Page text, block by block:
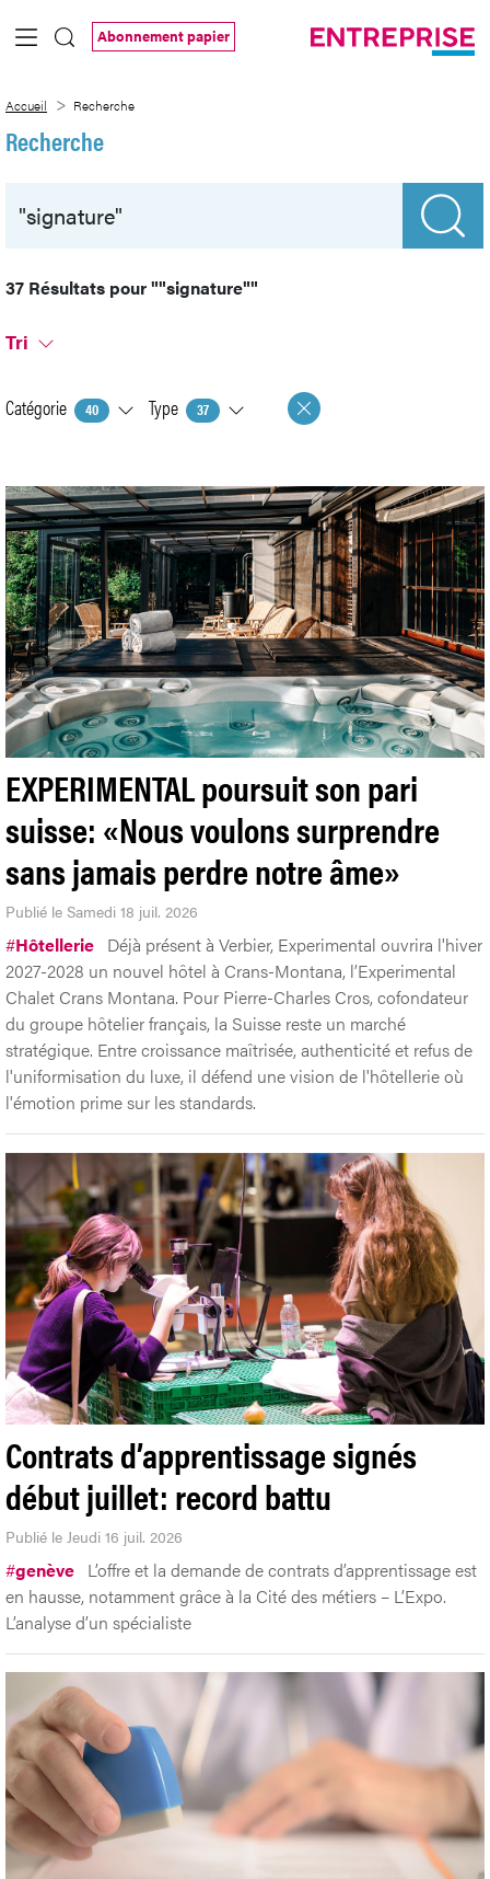
Saut au contenu principal
Abonnement papier
Accueil Recherche
Recherche
37 Résultats pour""signature""
Tri
Catégorie 40 Type 37
EXPERIMENTAL poursuit son pari
suisse: «Nous voulons surprendre
sans jamais perdre notre âme»
Publié le Samedi 18 juil. 2026
#Hôtellerie Déjà présent à Verbier, Experimental ouvrira l'hiver
2027-2028 un nouvel hôtel à Crans-Montana, l’Experimental
Chalet Crans Montana. Pour Pierre-Charles Cros, cofondateur
du groupe hôtelier français, la Suisse reste un marché
stratégique. Entre croissance maîtrisée, authenticité et refus de
l'uniformisation du luxe, il défend une vision de l'hôtellerie où
l'émotion prime sur les standards.
Contrats d’apprentissage signés
début juillet: record battu
Publié le Jeudi 16 juil. 2026
#genève L’offre et la demande de contrats d’apprentissage est
en hausse, notamment grâce à la Cité des métiers – L’Expo.
L’analyse d’un spécialiste